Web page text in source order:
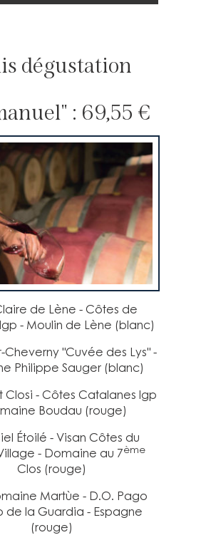
dégustation
: 69,55 €
de Lène - Côtes de
- Moulin de Lène (blanc)
Cheverny "Cuvée des Lys" -
Philippe Sauger (blanc)
Closi - Côtes Catalanes Igp
Boudau (rouge)
Étoilé - Visan Côtes du
- Domaine au 7ème
Clos (rouge)
Martùe - D.O. Pago
de la Guardia - Espagne
(rouge)